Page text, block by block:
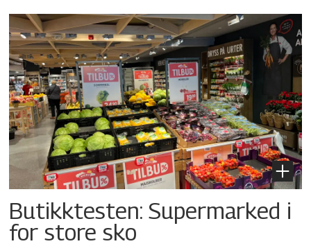
Butikktesten: Supermarked i
for store sko